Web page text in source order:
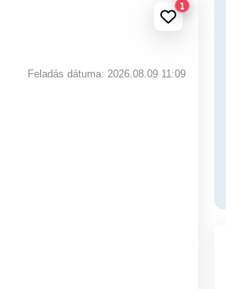
1
Feladás dátuma: 2026.08.09 11:09